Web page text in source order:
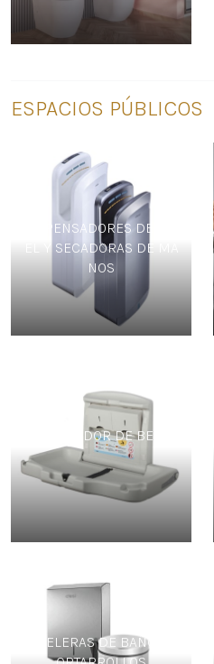
ESPACIOS PÚBLICOS
DISPENSADORES DE PAP
EL Y SECADORAS DE MA
NOS
CAMBIADOR DE BEBÉ
PAPELERAS DE BAÑO Y P